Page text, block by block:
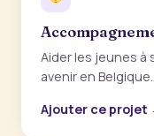
Aider les jeunes
avenir en Belgique.
Ajouter ce projet